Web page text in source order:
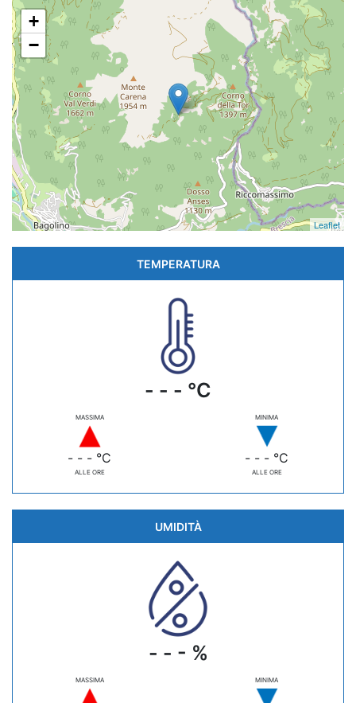
+
−
Leaflet
TEMPERATURA
- - - °C
MASSIMA
- - - °C
ALLE ORE
MINIMA
- - - °C
ALLE ORE
UMIDITÀ
- - - %
MASSIMA MINIMA